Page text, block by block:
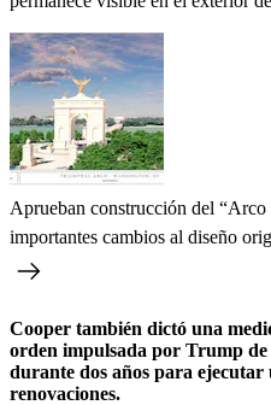
Aprueban construcción del
importantes cambios al diseño
Cooper también dictó una
orden impulsada por Trump
durante dos años para
renovaciones.